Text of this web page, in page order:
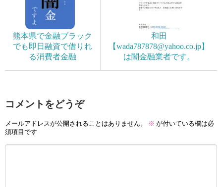
熊本県で金融ブラック
でも即日融資で借りれ
る消費者金融
和田
【wada787878@yahoo.co.jp】
は闇金融業者です。
コメントをどうぞ
メールアドレスが公開されることはありません。 ※ が付いている欄は必
須項目です